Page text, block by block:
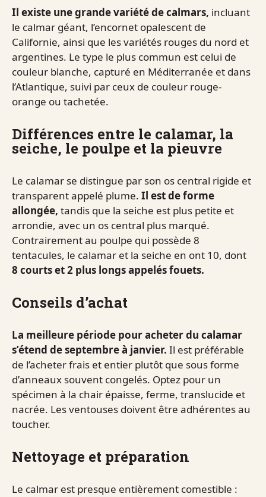
Il existe une grande variété de calmars, incluant
le calmar géant, l’encornet opalescent de
Californie, ainsi que les variétés rouges du nord et
argentines. Le type le plus commun est celui de
couleur blanche, capturé en Méditerranée et dans
l’Atlantique, suivi par ceux de couleur rouge-
orange ou tachetée.
Différences entre le calamar, la
seiche, le poulpe et la pieuvre
Le calamar se distingue par son os central rigide et
transparent appelé plume. Il est de forme
allongée, tandis que la seiche est plus petite et
arrondie, avec un os central plus marqué.
Contrairement au poulpe qui possède 8
tentacules, le calamar et la seiche en ont 10, dont
8 courts et 2 plus longs appelés fouets.
Conseils d’achat
La meilleure période pour acheter du calamar
s’étend de septembre à janvier. Il est préférable
de l’acheter frais et entier plutôt que sous forme
d’anneaux souvent congelés. Optez pour un
spécimen à la chair épaisse, ferme, translucide et
nacrée. Les ventouses doivent être adhérentes au
toucher.
Nettoyage et préparation
Le calmar est presque entièrement comestible :